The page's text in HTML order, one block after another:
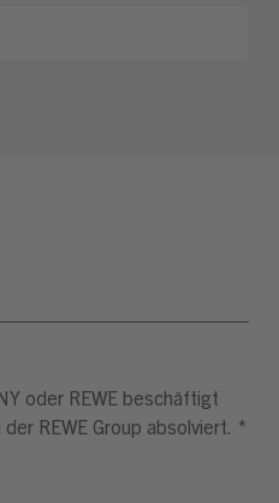
oder REWE beschäftigt
REWE Group absolviert. *